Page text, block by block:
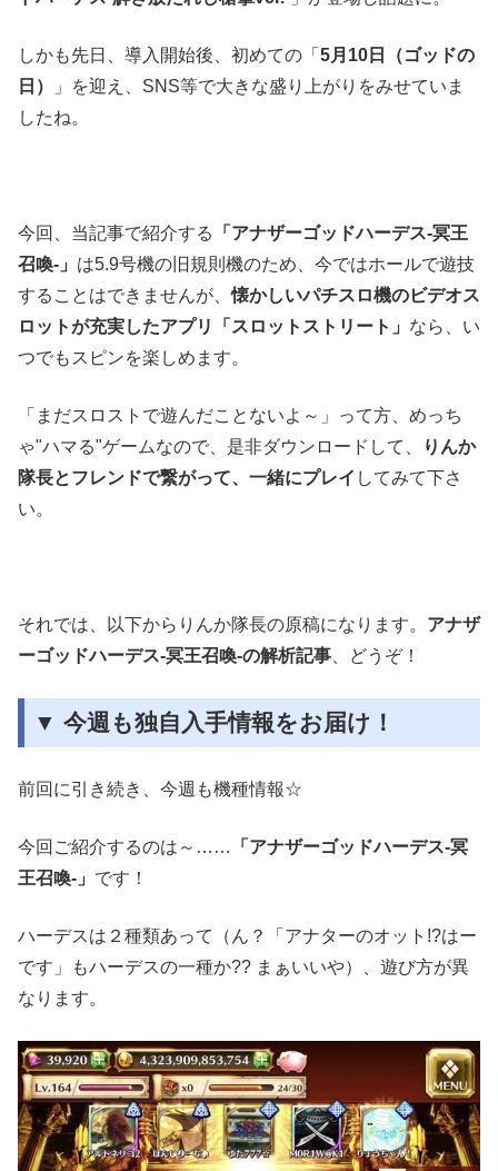
しかも先日、導入開始後、初めての「 5月10日（ゴッドの
日）
」を迎え、SNS等で大きな盛り上がりをみせていま
したね。
今回、当記事で紹介する
「アナザーゴッドハーデス-冥王
召喚-」 は5.9号機の旧規則機のため、今ではホールで遊技
することはできませんが、懐かしいパチスロ機のビデオス
ロットが充実したアプリ「スロットストリート」 なら、い
つでもスピンを楽しめます。
「まだスロストで遊んだことないよ～」って方、めっち
ゃ"ハマる"ゲームなので、是非ダウンロードして、
りんか
隊長とフレンドで繋がって、一緒にプレイ してみて下さ
い。
それでは、以下からりんか隊長の原稿になります。 アナザ
ーゴッドハーデス-冥王召喚-の解析記事 、どうぞ！
▼ 今週も独自入手情報をお届け！
前回に引き続き、今週も機種情報☆
今回ご紹介するのは～……
「アナザーゴッドハーデス-冥
王召喚-」 です！
ハーデスは２種類あって（ん？「アナターのオット!?はー
です」もハーデスの一種か?? まぁいいや）、遊び方が異
なります。